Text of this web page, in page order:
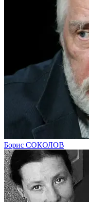
Борис СОКОЛОВ